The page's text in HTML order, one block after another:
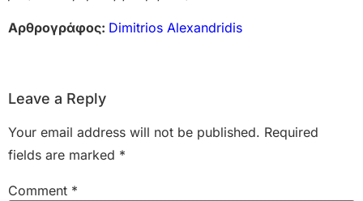
Αρθρογράφος: Dimitrios Alexandridis
Leave a Reply
Your email address will not be published. Required
fields are marked *
Comment *